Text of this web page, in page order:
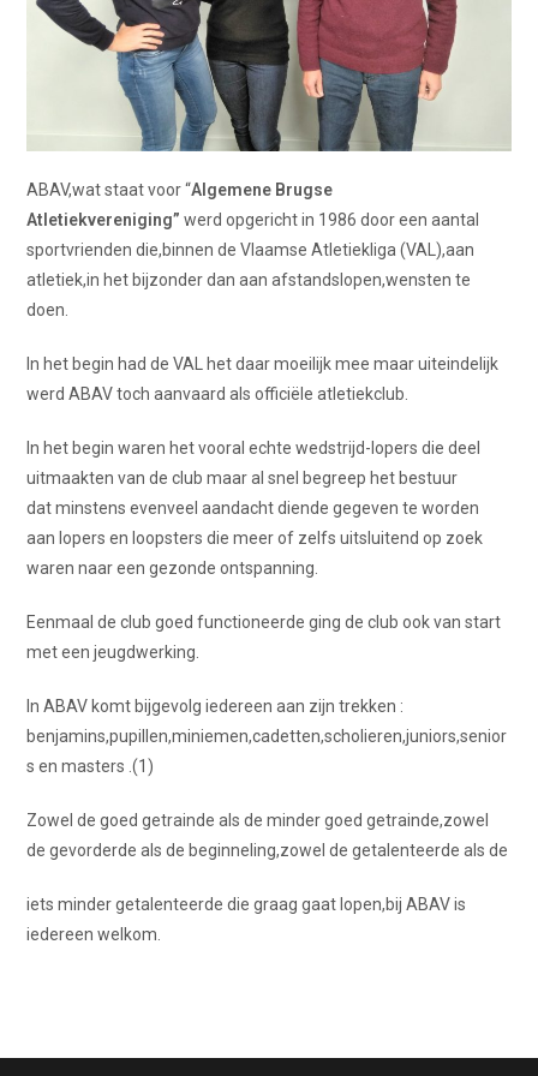
ABAV,wat staat voor “Algemene Brugse
Atletiekvereniging” werd opgericht in 1986 door een aantal
sportvrienden die,binnen de Vlaamse Atletiekliga (VAL),aan
atletiek,in het bijzonder dan aan afstandslopen,wensten te
doen.
In het begin had de VAL het daar moeilijk mee maar uiteindelijk
werd ABAV toch aanvaard als officiële atletiekclub.
In het begin waren het vooral echte wedstrijd-lopers die deel
uitmaakten van de club maar al snel begreep het bestuur
dat minstens evenveel aandacht diende gegeven te worden
aan lopers en loopsters die meer of zelfs uitsluitend op zoek
waren naar een gezonde ontspanning.
Eenmaal de club goed functioneerde ging de club ook van start
met een jeugdwerking.
In ABAV komt bijgevolg iedereen aan zijn trekken :
benjamins,pupillen,miniemen,cadetten,scholieren,juniors,senior
s en masters .(1)
Zowel de goed getrainde als de minder goed getrainde,zowel
de gevorderde als de beginneling,zowel de getalenteerde als de
iets minder getalenteerde die graag gaat lopen,bij ABAV is
iedereen welkom.